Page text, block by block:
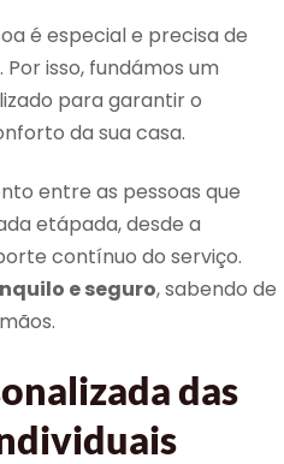
é especial e precisa de
isso, fundámos um
para garantir o
da sua casa.
entre as pessoas que
etápada, desde a
contínuo do serviço.
e seguro, sabendo de
das